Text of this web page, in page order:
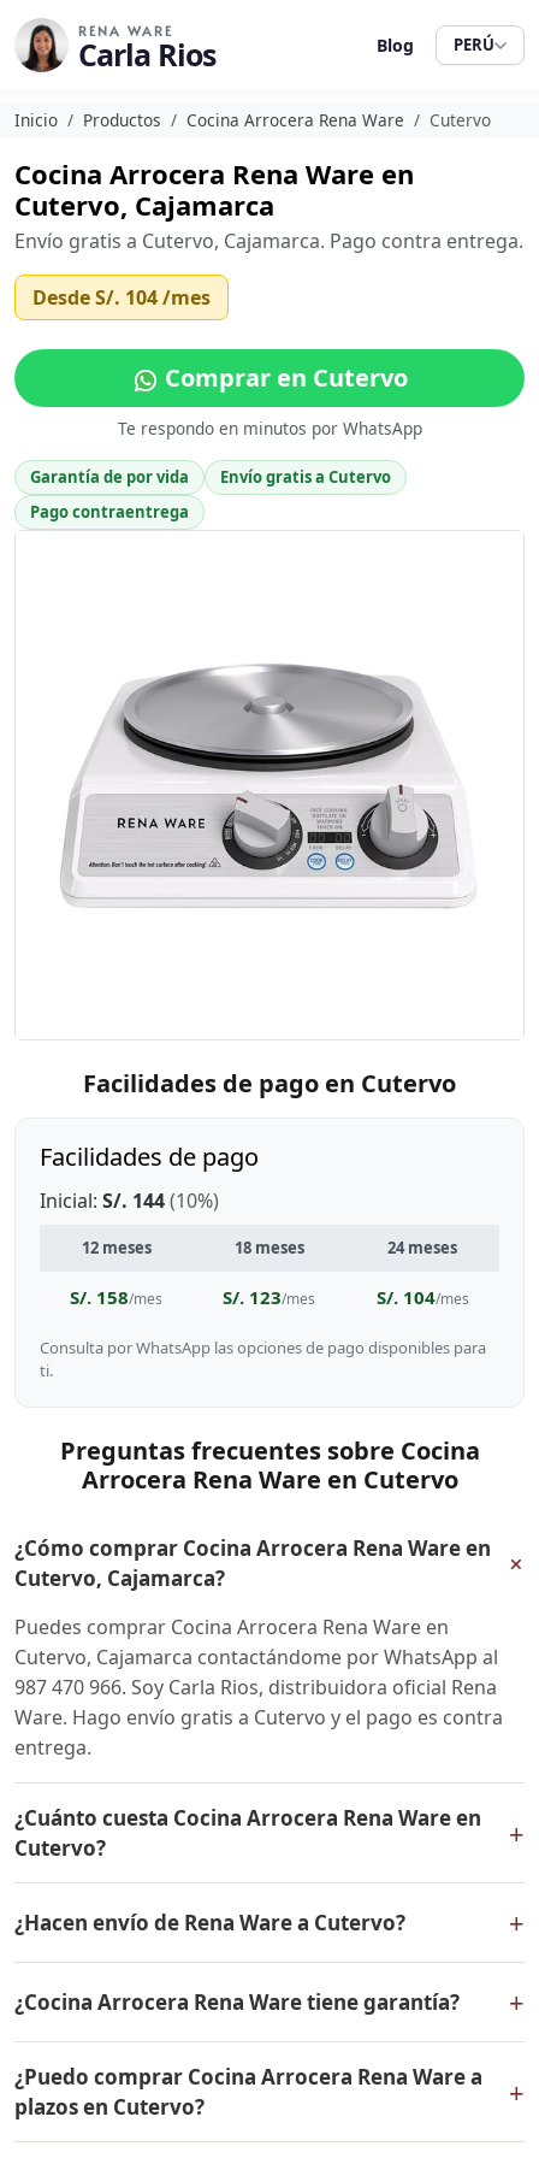
RENA WARE
Carla Rios Blog PERÚ
Inicio Productos Cocina Arrocera Rena Ware Cutervo
Cocina Arrocera Rena Ware en
Cutervo, Cajamarca
Envío gratis a Cutervo, Cajamarca. Pago contra entrega.
DesdeS/. 104/mes
Comprar en Cutervo
Te respondo en minutos por WhatsApp
Garantía de por vida
Envío gratis a Cutervo
Pago contraentrega
Facilidades de pago en Cutervo
Facilidades de pago
Inicial: S/. 144(10%)
12 meses 18 meses 24 meses
S/. 158/mes S/. 123/mes S/. 104/mes
Consulta por WhatsApp las opciones de pago disponibles para
ti.
Preguntas frecuentes sobre Cocina
Arrocera Rena Ware en Cutervo
¿Cómo comprar Cocina Arrocera Rena Ware en
Cutervo, Cajamarca?
+
Puedes comprar Cocina Arrocera Rena Ware en
Cutervo, Cajamarca contactándome por WhatsApp al
987 470 966. Soy Carla Rios, distribuidora oficial Rena
Ware. Hago envío gratis a Cutervo y el pago es contra
entrega.
¿Cuánto cuesta Cocina Arrocera Rena Ware en
Cutervo?
+
todo el Perú. Contáctame por WhatsApp para conocer
el precio actual, promociones disponibles y facilidades
de pago en cuotas desde el 10% de inicial.
¿Hacen envío de Rena Ware a Cutervo? +
a Cutervo, Cajamarca y a todo el Perú. El pago es contra
entrega.
¿Cocina Arrocera Rena Ware tiene garantía? +
vida contra defectos de fabricación. Todos los
productos Rena Ware están fabricados en acero
inoxidable quirúrgico 18/10 de la más alta calidad.
¿Puedo comprar Cocina Arrocera Rena Ware a
plazos en Cutervo?
+